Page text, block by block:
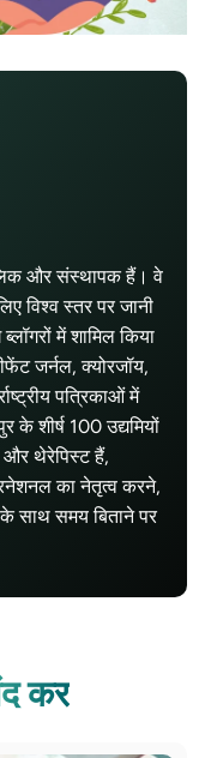
और संस्थापक हैं। वे
विश्व स्तर पर जानी
में शामिल किया
जर्नल, क्योरजॉय,
पत्रिकाओं में
के शीर्ष 100 उद्यमियों
और थेरेपिस्ट हैं,
का नेतृत्व करने,
के साथ समय बिताने पर
कर